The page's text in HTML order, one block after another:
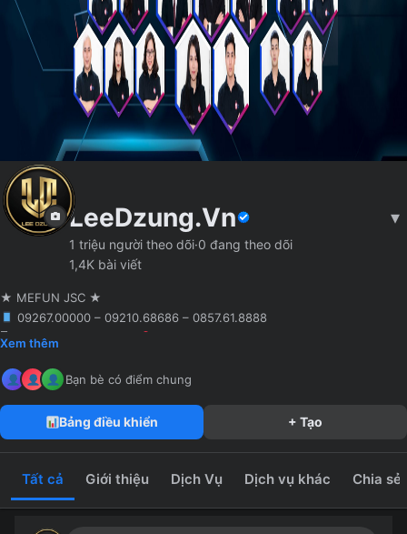
LeeDzung.Vn ▾
1 triệu người theo dõi·0 đang theo dõi
1,4K bài viết
★ MEFUN JSC ★
09267.00000 – 09210.68686 – 0857.61.8888
🖥 Agency truyền thông
leedzung.vn
Xem thêm
Bạn bè có điểm chung
Bảng điều khiển + Tạo
Tất cả Giới thiệu Dịch Vụ Dịch vụ khác Chia sẻ